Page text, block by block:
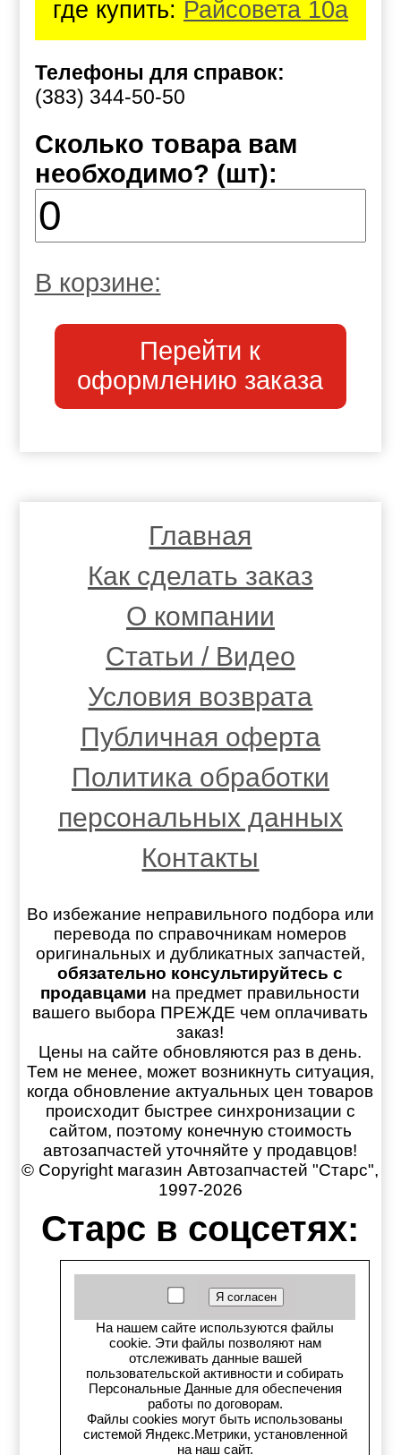
где купить: Райсовета 10а
Телефоны для справок:
(383) 344-50-50
Сколько товара вам
необходимо? (шт):
В корзине:
Перейти к
оформлению заказа
Главная
Как сделать заказ
О компании
Статьи / Видео
Условия возврата
Публичная оферта
Политика обработки
персональных данных
Контакты
Во избежание неправильного подбора или
перевода по справочникам номеров
оригинальных и дубликатных запчастей,
обязательно консультируйтесь с
продавцами на предмет правильности
вашего выбора ПРЕЖДЕ чем оплачивать
заказ!
Цены на сайте обновляются раз в день.
Тем не менее, может возникнуть ситуация,
когда обновление актуальных цен товаров
происходит быстрее синхронизации с
сайтом, поэтому конечную стоимость
автозапчастей уточняйте у продавцов!
© Copyright магазин Автозапчастей "Старс",
1997-2026
Старс в соцсетях:
Старс вКонтакте
Старс в YouTube
Телеграм-канал
Старс на Drom.ru
Старс в auto.ru
На нашем сайте используются файлы
cookie. Эти файлы позволяют нам
отслеживать данные вашей
пользовательской активности и собирать
Персональные Данные для обеспечения
работы по договорам.
Файлы cookies могут быть использованы
системой Яндекс.Метрики, установленной
на наш сайт.